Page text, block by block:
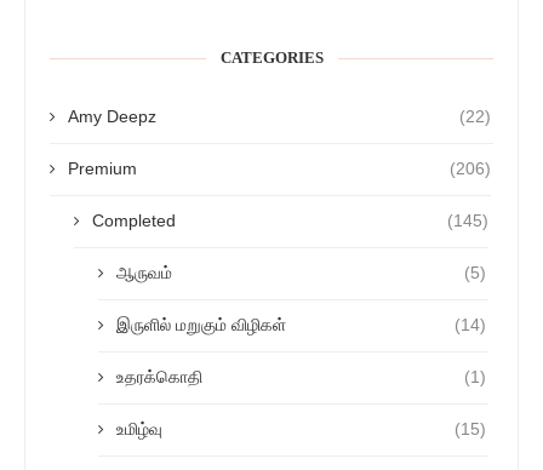
CATEGORIES
Amy Deepz (22)
Premium (206)
Completed (145)
ஆருவம் (5)
இருளில் மறுகும் விழிகள் (14)
உதரக்கொதி (1)
உமிழ்வு (15)